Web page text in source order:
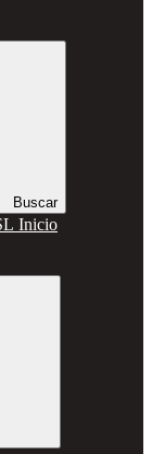
Buscar
Inicio